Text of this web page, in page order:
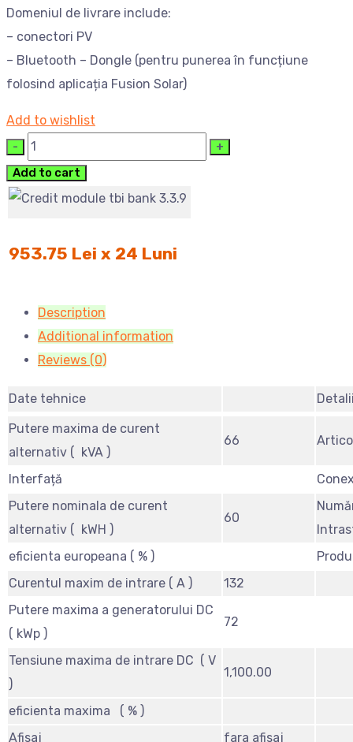
Domeniul de livrare include:
– conectori PV
– Bluetooth – Dongle (pentru punerea în funcțiune
folosind aplicația Fusion Solar)
Add to wishlist
Cantitate
Add to cart
953.75 Lei x 24 Luni
Description
Additional information
Reviews (0)
Date tehnice
Putere maxima de curent
alternativ ( kVA )
66
Interfață
Putere nominala de curent
alternativ ( kWH )
60
eficienta europeana ( % )
Curentul maxim de intrare ( A )
132
Putere maxima a generatorului DC
( kWp )
72
Tensiune maxima de intrare DC ( V
)
1,100.00
eficienta maxima ( % )
Afisaj
fara afisaj